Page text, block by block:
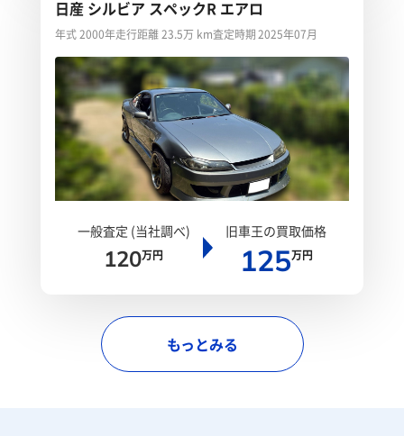
日産 シルビア スペックR エアロ
年式 2000年走行距離 23.5万 km査定時期 2025年07月
一般査定 (当社調べ)
120万円
旧車王の買取価格
125万円
もっとみる